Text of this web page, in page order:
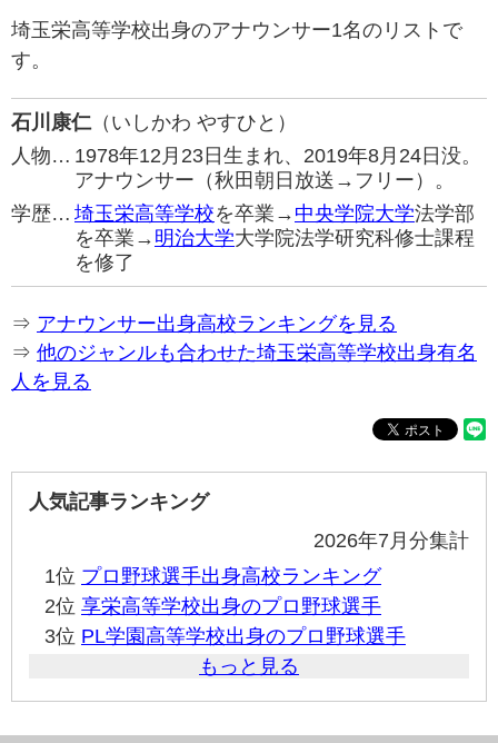
埼玉栄高等学校出身のアナウンサー1名のリストで
す。
石川康仁（いしかわ やすひと）
人物… 1978年12月23日生まれ、2019年8月24日没。
アナウンサー（秋田朝日放送→フリー）。
学歴… 埼玉栄高等学校を卒業→ 中央学院大学法学部
を卒業→ 明治大学大学院法学研究科修士課程
を修了
⇒ アナウンサー出身高校ランキングを見る
⇒ 他のジャンルも合わせた埼玉栄高等学校出身有名
人を見る
人気記事ランキング
2026年7月分集計
1位 プロ野球選手出身高校ランキング
2位 享栄高等学校出身のプロ野球選手
3位 PL学園高等学校出身のプロ野球選手
もっと見る